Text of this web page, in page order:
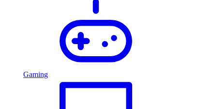
Gaming